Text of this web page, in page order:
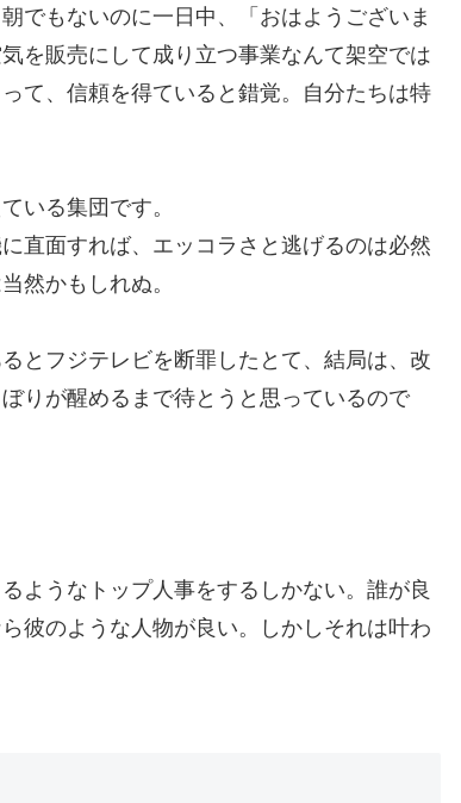
でもないのに一日中、「おはようございま
を販売にして成り立つ事業なんて架空では
て、信頼を得ていると錯覚。自分たちは特
いる集団です。
直面すれば、エッコラさと逃げるのは必然
然かもしれぬ。
とフジテレビを断罪したとて、結局は、改
りが醒めるまで待とうと思っているので
ようなトップ人事をするしかない。誰が良
彼のような人物が良い。しかしそれは叶わ